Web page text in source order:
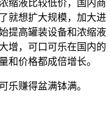
缩液比较低价，国内商
就想扩大规模，加大进
提高罐装设备和浓缩液
增，可口可乐在国内的
和价格都成倍增长。
乐赚得盆满钵满。